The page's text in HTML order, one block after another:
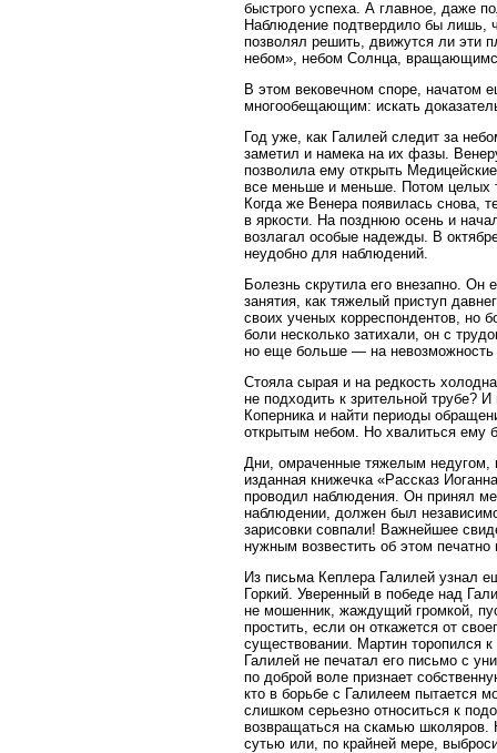
быстрого успеха. А главное, даже
Наблюдение подтвердило бы лишь,
позволял решить, движутся ли эти
небом», небом Солнца,
В этом вековечном споре, начатом
многообещающим: искать
Год уже, как Галилей следит за
заметил и намека на их фазы.
позволила ему открыть
все меньше и меньше. Потом целых
Когда же Венера появилась снова,
в яркости. На позднюю осень и
возлагал особые надежды. В
неудобно для наблюдений.
Болезнь скрутила его внезапно. Он
занятия, как тяжелый приступ
своих ученых корреспондентов, но
боли несколько затихали, он с
но еще больше — на невозможность
Стояла сырая и на редкость
не подходить к зрительной трубе?
Коперника и найти периоды
открытым небом. Но хвалиться ему
Дни, омраченные тяжелым недугом,
изданная книжечка «Рассказ
проводил наблюдения. Он принял
наблюдении, должен был
зарисовки совпали! Важнейшее
нужным возвестить об этом
Из письма Кеплера Галилей узнал
Горкий. Уверенный в победе над
не мошенник, жаждущий громкой,
простить, если он откажется от
существовании. Мартин торопился
Галилей не печатал его письмо с
по доброй воле признает
кто в борьбе с Галилеем пытается
слишком серьезно относиться к
возвращаться на скамью школяров.
сутью или, по крайней мере,